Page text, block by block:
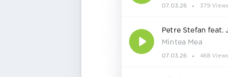
07.03.26 379 Views
Petre Stefan feat.
Mintea Mea
07.03.26 468 Views